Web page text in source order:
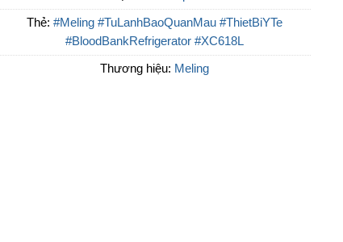
Thẻ: #Meling #TuLanhBaoQuanMau #ThietBiYTe
#BloodBankRefrigerator #XC618L
Thương hiệu: Meling